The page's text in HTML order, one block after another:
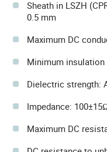
Sheath in LSZH
0.5 mm
Maximum DC
Minimum
Dielectric strength:
Impedance:
Maximum DC